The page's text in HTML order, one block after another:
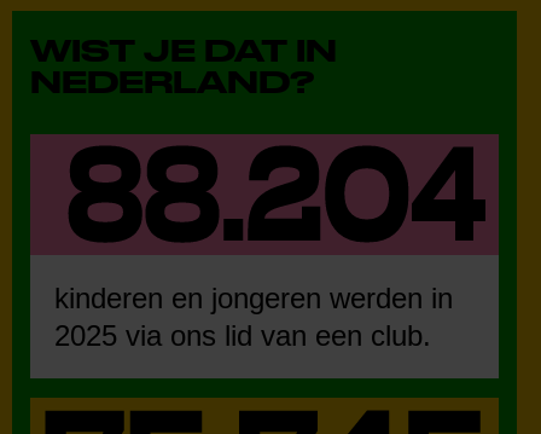
WIST JE DAT IN
NEDERLAND?
kinderen en jongeren werden in
2025 via ons lid van een club.